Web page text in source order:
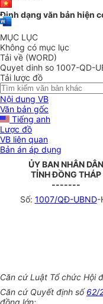
Định dạng văn bản hiện
MỤC LỤC
Không có mục lục
Tải về (WORD)
Quyet dinh so 1007-QD-
Tải lược đồ
Nội dung VB
Văn bản gốc
Tiếng anh
Lược đồ
VB liên quan
Bản án áp dụng
ỦY BAN NHÂN DÂN
TỈNH ĐỒNG THÁP
-------
Số: 1007/QĐ-UBND-
Căn cứ Luật Tổ chức Hội
Căn cứ Quyết định số62/
đồng lớn;